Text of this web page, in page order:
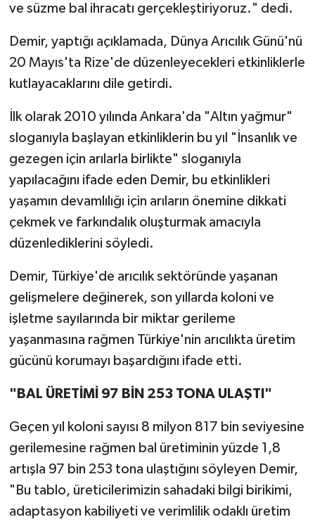
ve süzme bal ihracatı gerçekleştiriyoruz." dedi.
Demir, yaptığı açıklamada, Dünya Arıcılık Günü'nü
20 Mayıs'ta Rize'de düzenleyecekleri etkinliklerle
kutlayacaklarını dile getirdi.
İlk olarak 2010 yılında Ankara'da "Altın yağmur"
sloganıyla başlayan etkinliklerin bu yıl "İnsanlık ve
gezegen için arılarla birlikte" sloganıyla
yapılacağını ifade eden Demir, bu etkinlikleri
yaşamın devamlılığı için arıların önemine dikkati
çekmek ve farkındalık oluşturmak amacıyla
düzenlediklerini söyledi.
Demir, Türkiye'de arıcılık sektöründe yaşanan
gelişmelere değinerek, son yıllarda koloni ve
işletme sayılarında bir miktar gerileme
yaşanmasına rağmen Türkiye'nin arıcılıkta üretim
gücünü korumayı başardığını ifade etti.
"BAL ÜRETİMİ 97 BİN 253 TONA ULAŞTI"
Geçen yıl koloni sayısı 8 milyon 817 bin seviyesine
gerilemesine rağmen bal üretiminin yüzde 1,8
artışla 97 bin 253 tona ulaştığını söyleyen Demir,
"Bu tablo, üreticilerimizin sahadaki bilgi birikimi,
adaptasyon kabiliyeti ve verimlilik odaklı üretim